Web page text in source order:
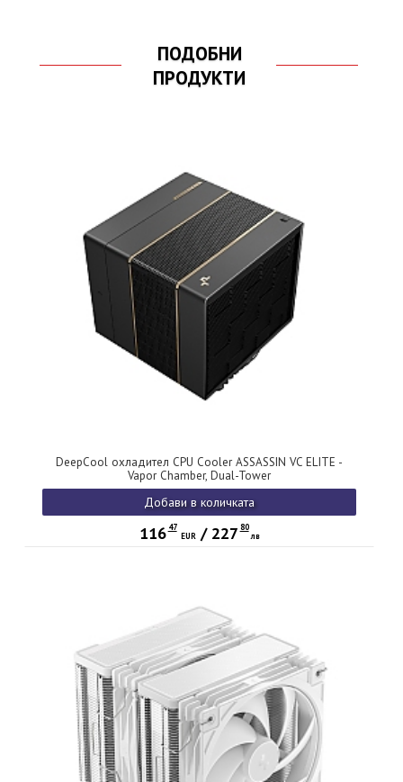
ПОДОБНИ
ПРОДУКТИ
DeepCool охладител CPU Cooler ASSASSIN VC ELITE -
Vapor Chamber, Dual-Tower
Добави в количката
116 47
EUR/ 227 80
лв